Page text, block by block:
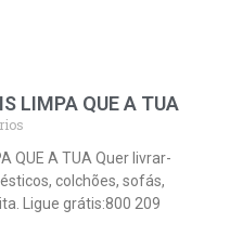
LIMPA QUE A TUA
QUE A TUA Quer livrar-
colchões, sofás,
Ligue grátis:800 209